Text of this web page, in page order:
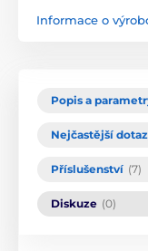
Informace o
Popis a
Nejčastější
Příslušenství (7)
Diskuze (0)